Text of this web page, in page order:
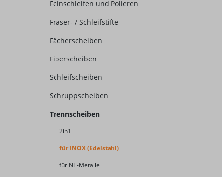
Feinschleifen und Polieren
Fräser- / Schleifstifte
Fächerscheiben
Fiberscheiben
Schleifscheiben
Schruppscheiben
Trennscheiben
2in1
für INOX (Edelstahl)
für NE-Metalle